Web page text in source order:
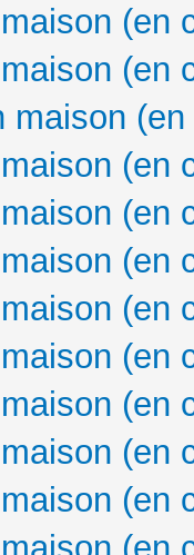
(en
(en
maison
(en
(en
(en
(en
(en
(en
(en
(en